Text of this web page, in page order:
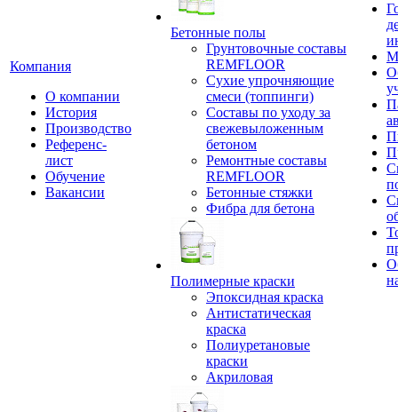
Компания
О компании
История
Производство
Референс-
лист
Обучение
Вакансии
Бетонные полы
Грунтовочные составы
REMFLOOR
Сухие упрочняющие
смеси (топпинги)
Составы по уходу за
свежевыложенным
бетоном
Ремонтные составы
REMFLOOR
Бетонные стяжки
Фибра для бетона
Полимерные краски
Эпоксидная краска
Антистатическая
краска
Полиуретановые
краски
Акриловая